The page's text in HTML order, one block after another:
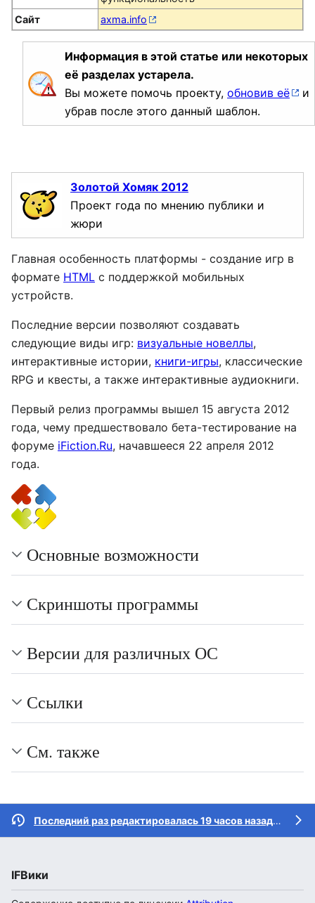
Сайт
axma.info
Информация в этой статье или некоторых
её разделах устарела.
Вы можете помочь проекту, обновив её
и
убрав после этого данный шаблон.
Золотой Хомяк 2012
Проект года по мнению публики и
жюри
Главная особенность платформы - создание игр в
формате HTML с поддержкой мобильных
устройств.
Последние версии позволяют создавать
следующие виды игр: визуальные новеллы,
интерактивные истории, книги-игры, классические
RPG и квесты, а также интерактивные аудиокниги.
Первый релиз программы вышел 15 августа 2012
года, чему предшествовало бета-тестирование на
форуме iFiction.Ru, начавшееся 22 апреля 2012
года.
Основные возможности
Скриншоты программы
Версии для различных ОС
Ссылки
См. также
Последний раз редактировалась 19 часов назад
IFВики